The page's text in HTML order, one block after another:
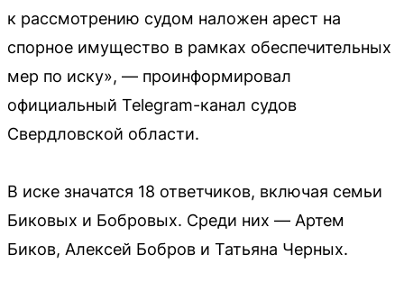
к рассмотрению судом наложен арест на
спорное имущество в рамках обеспечительных
мер по иску», — проинформировал
официальный Telegram-канал судов
Свердловской области.
В иске значатся 18 ответчиков, включая семьи
Биковых и Бобровых. Среди них — Артем
Биков, Алексей Бобров и Татьяна Черных.